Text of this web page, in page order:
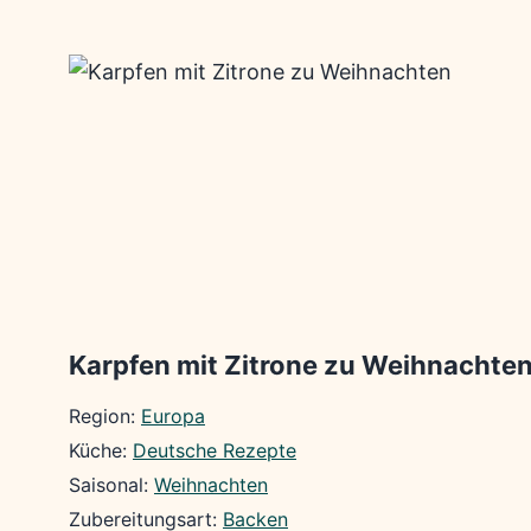
Karpfen mit Zitrone zu
Region: Europa
Küche: Deutsche Rezepte
Saisonal: Weihnachten
Zubereitungsart: Backen